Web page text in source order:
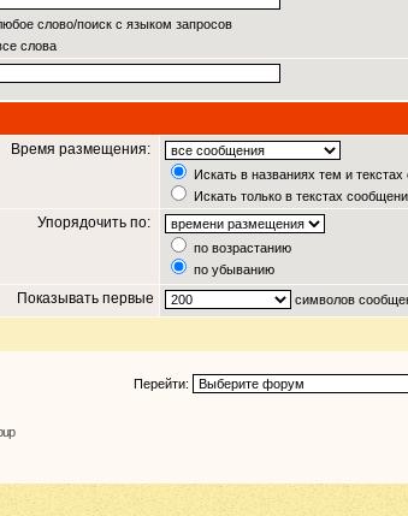
слово/поиск с языком запросов
слова
Время размещения:
Искать в названиях тем и
Искать только в текстах
Упорядочить по:
по возрастанию
по убыванию
Показывать первые символов
Перейти: